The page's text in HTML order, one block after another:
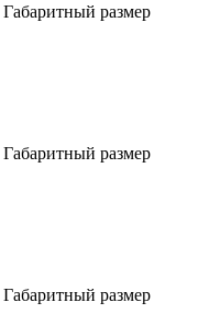
Габаритный размер
Габаритный размер
Габаритный размер